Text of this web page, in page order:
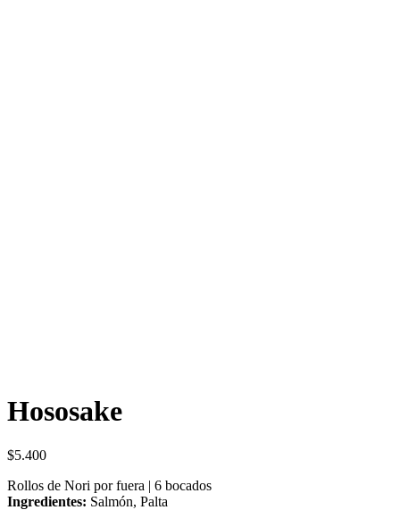
Hososake
$5.400
Rollos de Nori por fuera | 6 bocados
Ingredientes: Salmón, Palta